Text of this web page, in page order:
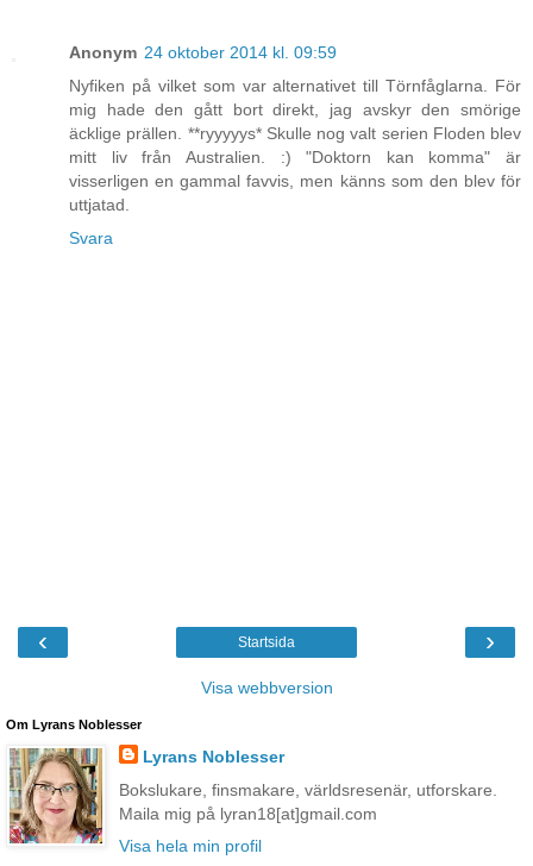
Anonym 24 oktober 2014 kl. 09:59
Nyfiken på vilket som var alternativet till Törnfåglarna. För
mig hade den gått bort direkt, jag avskyr den smörige
äcklige prällen. **ryyyyys* Skulle nog valt serien Floden blev
mitt liv från Australien. :) "Doktorn kan komma" är
visserligen en gammal favvis, men känns som den blev för
uttjatad.
Svara
‹ ›
Startsida
Visa webbversion
Om Lyrans Noblesser
Lyrans Noblesser
Bokslukare, finsmakare, världsresenär, utforskare.
Maila mig på lyran18[at]gmail.com
Visa hela min profil